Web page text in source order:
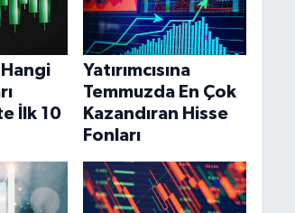
İlk 10
Yatırımcısına
Temmuzda En Çok
Kazandıran Hisse
Fonları